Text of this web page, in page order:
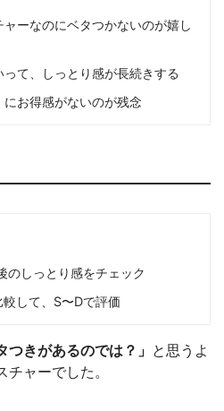
ャーなのにベタつかないのが嬉し
て、しっとり感が長続きする
お得感がないのが残念
のしっとり感をチェック
して、S〜Dで評価
つきがあるのでは？」 と思うよ
ャーでした。